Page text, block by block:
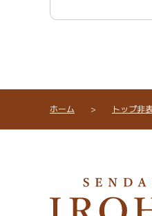
ホーム > トップ非